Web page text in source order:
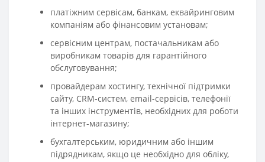
платіжним сервісам, банкам, еквайринговим
компаніям або фінансовим установам;
сервісним центрам, постачальникам або
виробникам товарів для гарантійного
обслуговування;
провайдерам хостингу, технічної підтримки
сайту, CRM-систем, email-сервісів, телефонії
та інших інструментів, необхідних для роботи
інтернет-магазину;
бухгалтерським, юридичним або іншим
підрядникам, якщо це необхідно для обліку,